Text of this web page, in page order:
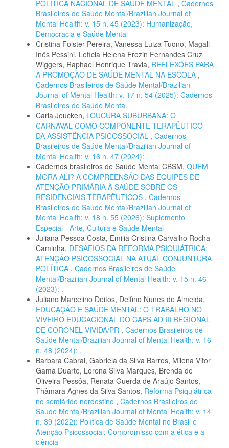
POLÍTICA NACIONAL DE SAÚDE MENTAL , Cadernos
Brasileiros de Saúde Mental/Brazilian Journal of
Mental Health: v. 15 n. 45 (2023): Humanização,
Democracia e Saúde Mental
Cristina Folster Pereira, Vanessa Luiza Tuono, Magali
Inês Pessini, Letícia Helena Frozin Fernandes Cruz
Wiggers, Raphael Henrique Travia, REFLEXÕES PARA
A PROMOÇÃO DE SAÚDE MENTAL NA ESCOLA ,
Cadernos Brasileiros de Saúde Mental/Brazilian
Journal of Mental Health: v. 17 n. 54 (2025): Cadernos
Brasileiros de Saúde Mental
Carla Jeucken, LOUCURA SUBURBANA: O
CARNAVAL COMO COMPONENTE TERAPÊUTICO
DA ASSISTÊNCIA PSICOSSOCIAL , Cadernos
Brasileiros de Saúde Mental/Brazilian Journal of
Mental Health: v. 16 n. 47 (2024): .
Cadernos brasileiros de Saúde Mental CBSM, QUEM
MORA ALI? A COMPREENSÃO DAS EQUIPES DE
ATENÇÃO PRIMÁRIA À SAÚDE SOBRE OS
RESIDENCIAIS TERAPÊUTICOS , Cadernos
Brasileiros de Saúde Mental/Brazilian Journal of
Mental Health: v. 18 n. 55 (2026): Suplemento
Especial - Arte, Cultura e Saúde Mental
Juliana Pessoa Costa, Emilia Cristina Carvalho Rocha
Caminha, DESAFIOS DA REFORMA PSIQUIÁTRICA:
ATENÇÃO PSICOSSOCIAL NA ATUAL CONJUNTURA
POLÍTICA , Cadernos Brasileiros de Saúde
Mental/Brazilian Journal of Mental Health: v. 15 n. 46
(2023): .
Juliano Marcelino Deitos, Delfino Nunes de Almeida,
EDUCAÇÃO E SAÚDE MENTAL: O TRABALHO NO
VIVEIRO EDUCACIONAL DO CAPS AD III REGIONAL
DE CORONEL VIVIDA/PR , Cadernos Brasileiros de
Saúde Mental/Brazilian Journal of Mental Health: v. 16
n. 48 (2024): .
Barbara Cabral, Gabriela da Silva Barros, Milena Vitor
Gama Duarte, Lorena Silva Marques, Brenda de
Oliveira Pessôa, Renata Guerda de Araújo Santos,
Thâmara Agnes da Silva Santos, Reforma Psiquiátrica
no semiárido nordestino , Cadernos Brasileiros de
Saúde Mental/Brazilian Journal of Mental Health: v. 14
n. 39 (2022): Política de Saúde Mental no Brasil e
Atenção Psicossocial: Compromisso com a ética e a
ciência